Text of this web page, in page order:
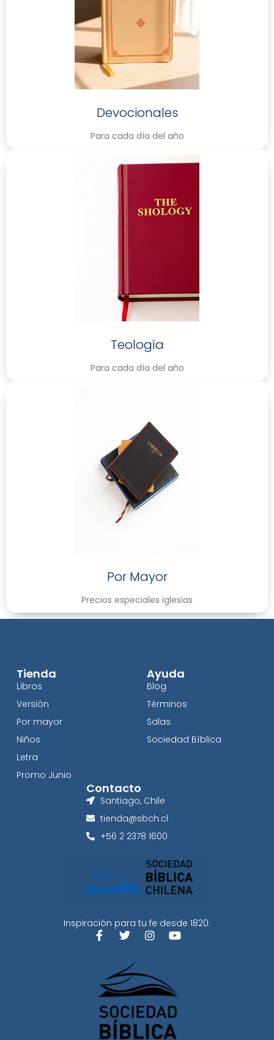
Devocionales
Para cada día del año
Teología
Para cada día del año
Por Mayor
Precios especiales iglesias
Inspiración para tu fe desde 1820.
Tienda
Libros
Versión
Por mayor
Niños
Letra
Promo Junio
Ayuda
Blog
Términos
Salas
Sociedad Bíblica
Contacto
Santiago, Chile
tienda@sbch.cl
+56 2 2378 1600